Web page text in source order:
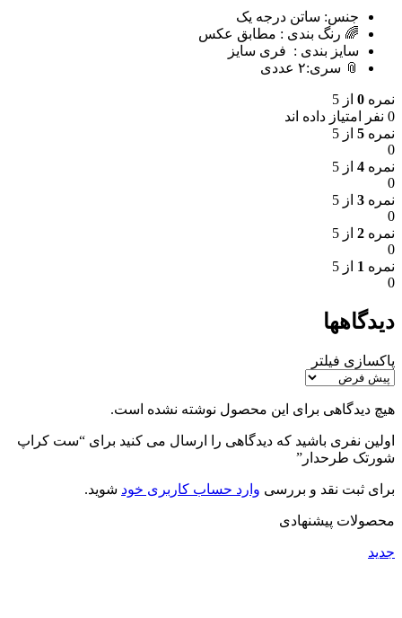
جنس: ساتن درجه یک
🌈 رنگ بندی : مطابق عکس
سایز بندی : فری سایز
📎 سری:٢ عددی
نمره 0 از 5
0 نفر امتیاز داده اند
نمره 5 از 5
0
نمره 4 از 5
0
نمره 3 از 5
0
نمره 2 از 5
0
نمره 1 از 5
0
دیدگاهها
پاکسازی فیلتر
هیچ دیدگاهی برای این محصول نوشته نشده است.
اولین نفری باشید که دیدگاهی را ارسال می کنید برای “ست کراپ
شورتک طرحدار”
برای ثبت نقد و بررسی وارد حساب کاربری خود شوید.
محصولات پیشنهادی
جدید